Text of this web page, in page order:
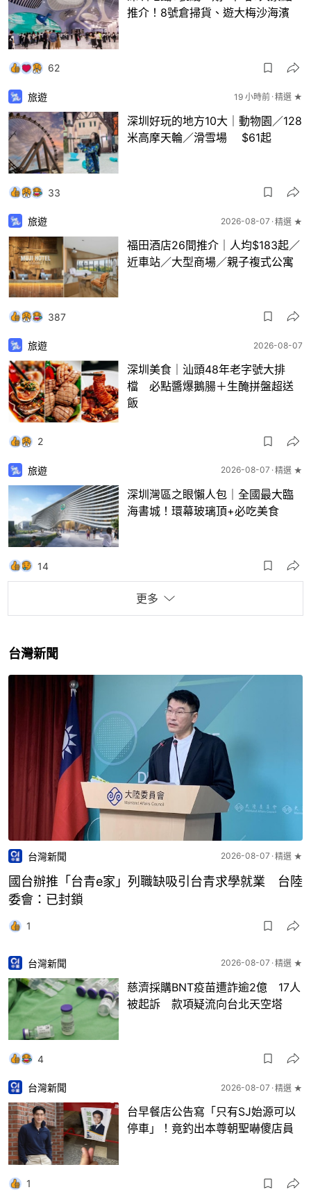
推介！8號倉掃貨、遊大梅沙海濱
62
旅遊 19 小時前 精選 ★
深圳好玩的地方10大｜動物園／128
米高摩天輪／滑雪場 $61起
33
旅遊 2026-08-07 精選 ★
福田酒店26間推介｜人均$183起／
近車站／大型商場／親子複式公寓
387
旅遊 2026-08-07
深圳美食｜汕頭48年老字號大排
檔 必點醬爆鵝腸＋生醃拼盤超送
飯
2
旅遊 2026-08-07 精選 ★
深圳灣區之眼懶人包｜全國最大臨
海書城！環幕玻璃頂+必吃美食
14
更多
台灣新聞
台灣新聞 2026-08-07 精選 ★
國台辦推「台青e家」列職缺吸引台青求學就業 台陸
委會：已封鎖
1
台灣新聞 2026-08-07 精選 ★
慈濟採購BNT疫苗遭詐逾2億 17人
被起訴 款項疑流向台北天空塔
4
台灣新聞 2026-08-07 精選 ★
台早餐店公告寫「只有SJ始源可以
停車」！竟釣出本尊朝聖嚇傻店員
1